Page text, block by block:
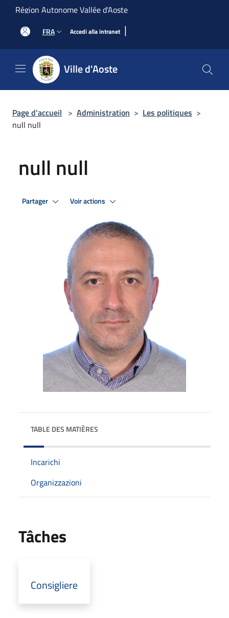
Salta al contenuto principale
Région Autonome Vallée d'Aoste
FRA Accedi alla intranet |
Ville d'Aoste
Page d'accueil > Administration > Les politiques >
null null
null null
Partager Voir actions
TABLE DES MATIÈRES
Incarichi
Organizzazioni
Tâches
Consigliere